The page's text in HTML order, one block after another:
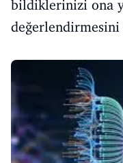
bildiklerinizi ona